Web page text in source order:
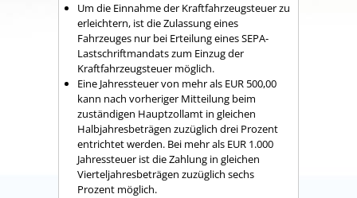
Um die Einnahme der Kraftfahrzeugsteuer zu
erleichtern, ist die Zulassung eines
Fahrzeuges nur bei Erteilung eines SEPA-
Lastschriftmandats zum Einzug der
Kraftfahrzeugsteuer möglich.
Eine Jahressteuer von mehr als EUR 500,00
kann nach vorheriger Mitteilung beim
zuständigen Hauptzollamt in gleichen
Halbjahresbeträgen zuzüglich drei Prozent
entrichtet werden. Bei mehr als EUR 1.000
Jahressteuer ist die Zahlung in gleichen
Vierteljahresbeträgen zuzüglich sechs
Prozent möglich.